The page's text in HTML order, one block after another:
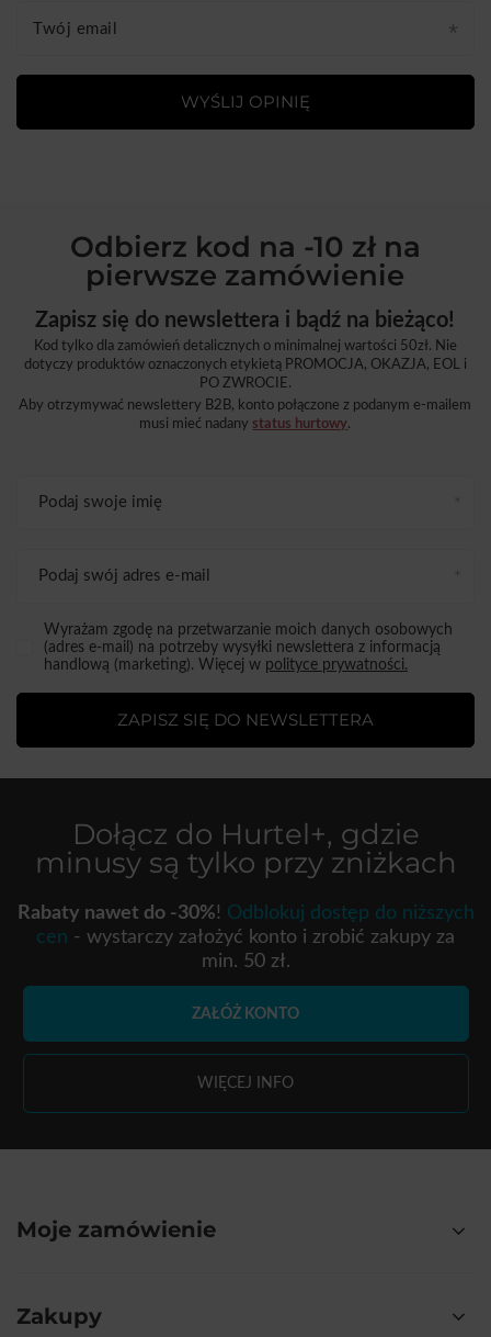
Twój email
WYŚLIJ OPINIĘ
Odbierz kod na -10 zł na
pierwsze zamówienie
Zapisz się do newslettera i bądź na bieżąco!
Kod tylko dla zamówień detalicznych o minimalnej wartości 50zł. Nie
dotyczy produktów oznaczonych etykietą PROMOCJA, OKAZJA, EOL i
PO ZWROCIE.
Aby otrzymywać newslettery B2B, konto połączone z podanym e-mailem
musi mieć nadany status hurtowy.
Podaj swoje imię
Podaj swój adres e-mail
Wyrażam zgodę na przetwarzanie moich danych osobowych
(adres e-mail) na potrzeby wysyłki newslettera z informacją
handlową (marketing). Więcej w polityce prywatności.
ZAPISZ SIĘ DO NEWSLETTERA
Dołącz do Hurtel+, gdzie
minusy są tylko przy zniżkach
Rabaty nawet do -30%! Odblokuj dostęp do niższych
cen - wystarczy założyć konto i zrobić zakupy za
min. 50 zł.
ZAŁÓŻ KONTO
WIĘCEJ INFO
Moje zamówienie
Zakupy